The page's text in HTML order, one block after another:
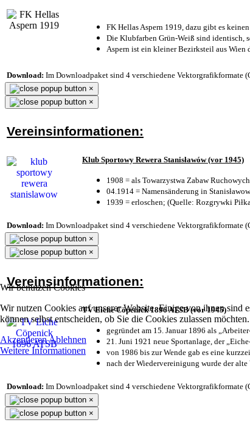
Wir benutzen Cookies
Wir nutzen Cookies auf unserer Website. Einige von ihnen sind
können selbst entscheiden, ob Sie die Cookies zulassen
AkzeptierenAblehnen
Weitere Informationen
FK Hellas Aspern 1919, dazu gibt es
Die Klubfarben Grün-Weiß sind identisch,
Aspern ist ein kleiner Bezirksteil aus Wien
Download: Im Downloadpaket sind 4 verschiedene Vektorgrafikformate
×
×
Vereinsinformationen:
Klub Sportowy Rewera Stanisławów (vor 1945)
1908 = als Towarzystwa Zabaw
04.1914 = Namensänderung in
1939 = erloschen; (Quelle: Rozgrywki
Download: Im Downloadpaket sind 4 verschiedene Vektorgrafikformate
×
×
Vereinsinformationen:
TV Eiche Cöpenick 1896 ATSB (vor 1945)
gegründet am 15. Januar 1896 als
21. Juni 1921 neue Sportanlage, der
von 1986 bis zur Wende gab es eine
nach der Wiedervereinigung wurde der
Download: Im Downloadpaket sind 4 verschiedene Vektorgrafikformate
×
×